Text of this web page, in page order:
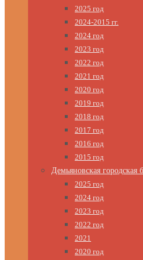
2025 год
2024-2015 гг.
2024 год
2023 год
2022 год
2021 год
2020 год
2019 год
2018 год
2017 год
2016 год
2015 год
Демьяновская городская
2025 год
2024 год
2023 год
2022 год
2021
2020 год